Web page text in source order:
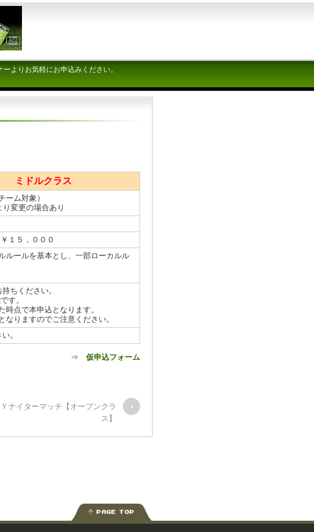
よりお気軽にお申込みください。
ミドルクラス
ム対象）
変更の場合あり
１５，０００
ルールを基本とし、一部ローカルル
ちください。
す。
点で本申込となります。
りますのでご注意ください。
。
⇒ 仮申込フォーム
Ｙナイターマッチ【オープンクラ
ス】